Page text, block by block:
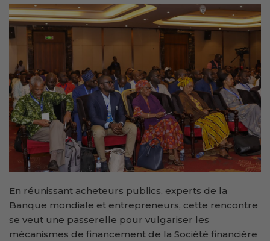
En réunissant acheteurs publics, experts de la
Banque mondiale et entrepreneurs, cette rencontre
se veut une passerelle pour vulgariser les
mécanismes de financement de la Société financière